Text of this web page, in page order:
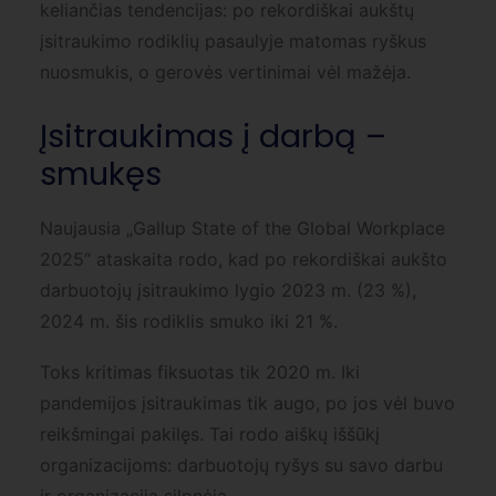
keliančias tendencijas: po rekordiškai aukštų
įsitraukimo rodiklių pasaulyje matomas ryškus
nuosmukis, o gerovės vertinimai vėl mažėja.
Įsitraukimas į darbą –
smukęs
Naujausia „Gallup State of the Global Workplace
2025“ ataskaita rodo, kad po rekordiškai aukšto
darbuotojų įsitraukimo lygio 2023 m. (23 %),
2024 m. šis rodiklis smuko iki 21 %.
Toks kritimas fiksuotas tik 2020 m. Iki
pandemijos įsitraukimas tik augo, po jos vėl buvo
reikšmingai pakilęs. Tai rodo aiškų iššūkį
organizacijoms: darbuotojų ryšys su savo darbu